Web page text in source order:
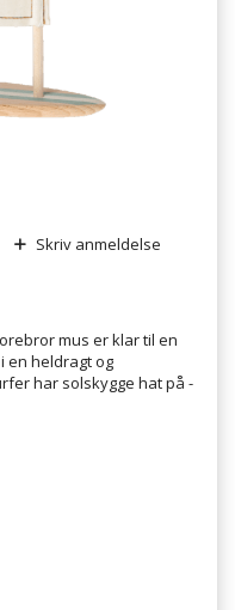
Skriv anmeldelse
mus er klar til en
en heldragt og
har solskygge hat på -